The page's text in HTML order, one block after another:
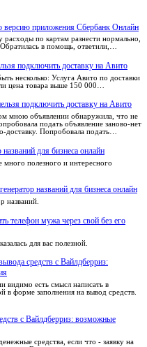
версию приложения Сбербанк Онлайн
расходы по картам разнести нормально,
в помощь, ответили,…
подключить доставку на Авито
несколько: Услуга Авито по доставки
цена товара выше 150 000…
подключить доставку на Авито
мною объявлении обнаружила, что не
подать объявление заново-нет
доставку. Попробовала подать…
названий для бизнеса онлайн
полезного и интересного
названий для бизнеса онлайн
названий.
телефон мужа через свой без его
для вас полезной.
средств с Вайлдберриз:
видимо есть смысл написать в
в форме заполнения на вывод средств.
с Вайлдберриз: возможные
средства, если что - заявку на